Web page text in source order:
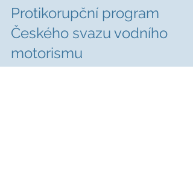
Protikorupční program
Českého svazu vodního
motorismu